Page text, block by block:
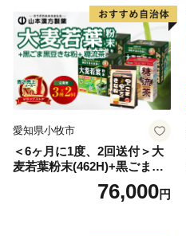
愛知県小牧市
＜6ヶ月に1度、2回送付＞大
麦若葉粉末(462H)+黒ごま黒
豆きな粉+ 糖流茶 山本漢
76,000円